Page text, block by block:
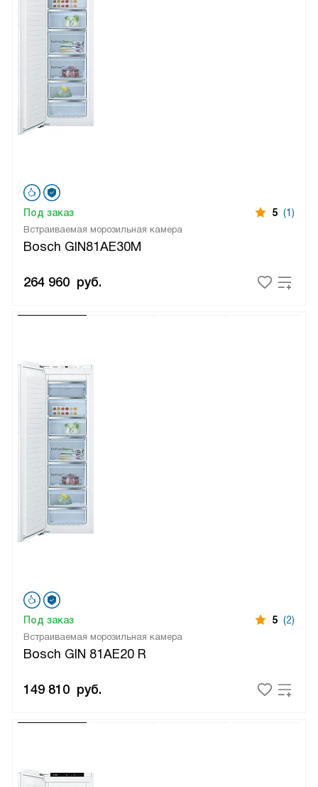
Встраиваемая морозильная камера
Bosch GIN81AE30M
Под заказ 5 (1)
264 960 руб.
Встраиваемая морозильная камера
Bosch GIN 81AE20 R
Под заказ 5 (2)
149 810 руб.